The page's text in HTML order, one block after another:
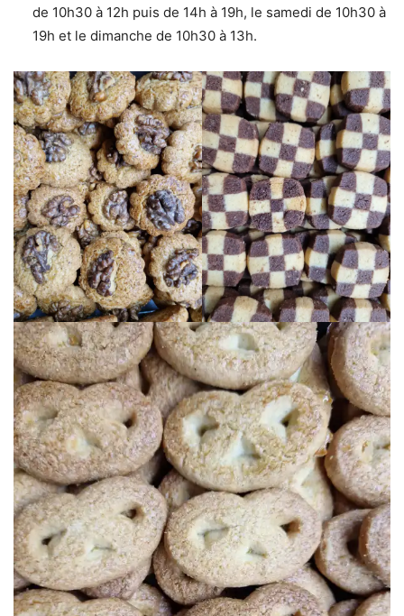
de 10h30 à 12h puis de 14h à 19h, le samedi de 10h30 à
19h et le dimanche de 10h30 à 13h.